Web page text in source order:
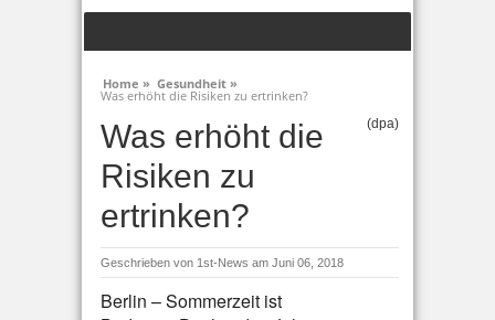
Home » Gesundheit »
Was erhöht die Risiken zu ertrinken?
Was erhöht die
Risiken zu
ertrinken?
(dpa)
Geschrieben von 1st-News am Juni 06, 2018
Berlin – Sommerzeit ist